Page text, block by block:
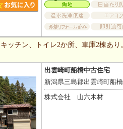
キッチン、トイレ2か所、車庫2棟あり
出雲崎町船橋中古住宅
新潟県三島郡出雲崎町船
株式会社 山六木材